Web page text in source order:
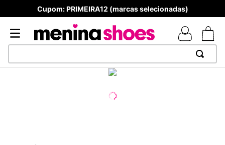
Cupom: PRIMEIRA12 (marcas selecionadas)